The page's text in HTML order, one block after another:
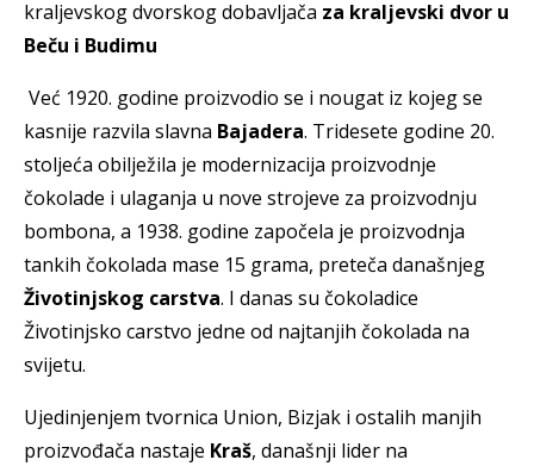
kraljevskog dvorskog dobavljača za kraljevski dvor u
Beču i Budimu
Već 1920. godine proizvodio se i nougat iz kojeg se
kasnije razvila slavna Bajadera. Tridesete godine 20.
stoljeća obilježila je modernizacija proizvodnje
čokolade i ulaganja u nove strojeve za proizvodnju
bombona, a 1938. godine započela je proizvodnja
tankih čokolada mase 15 grama, preteča današnjeg
Životinjskog carstva. I danas su čokoladice
Životinjsko carstvo jedne od najtanjih čokolada na
svijetu.
Ujedinjenjem tvornica Union, Bizjak i ostalih manjih
proizvođača nastaje Kraš, današnji lider na